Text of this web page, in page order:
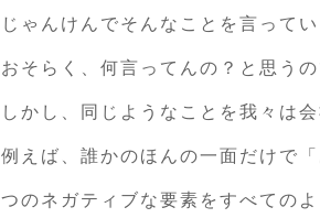
じゃんけんでそんなことを言って
おそらく、何言ってんの？と思う
しかし、同じようなことを我々は
例えば、誰かのほんの一面だけで
つのネガティブな要素をすべての